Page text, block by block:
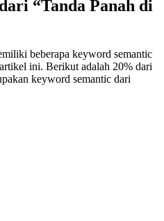
“Tanda Panah di
beberapa keyword semantic
ini. Berikut adalah 20% dari
keyword semantic dari